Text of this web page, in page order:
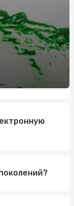
от
для
«Ваш